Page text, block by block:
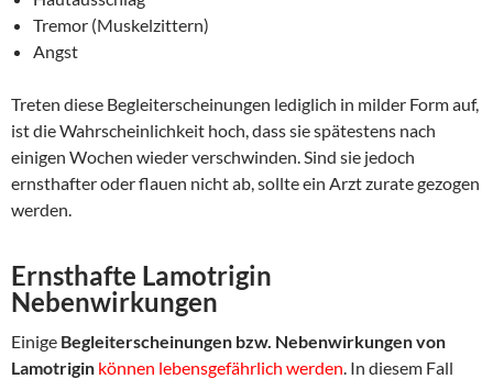
Tremor (Muskelzittern)
Angst
Treten diese Begleiterscheinungen lediglich in milder Form auf,
ist die Wahrscheinlichkeit hoch, dass sie spätestens nach
einigen Wochen wieder verschwinden. Sind sie jedoch
ernsthafter oder flauen nicht ab, sollte ein Arzt zurate gezogen
werden.
Ernsthafte Lamotrigin
Nebenwirkungen
Einige Begleiterscheinungen bzw. Nebenwirkungen von
Lamotrigin können lebensgefährlich werden. In diesem Fall